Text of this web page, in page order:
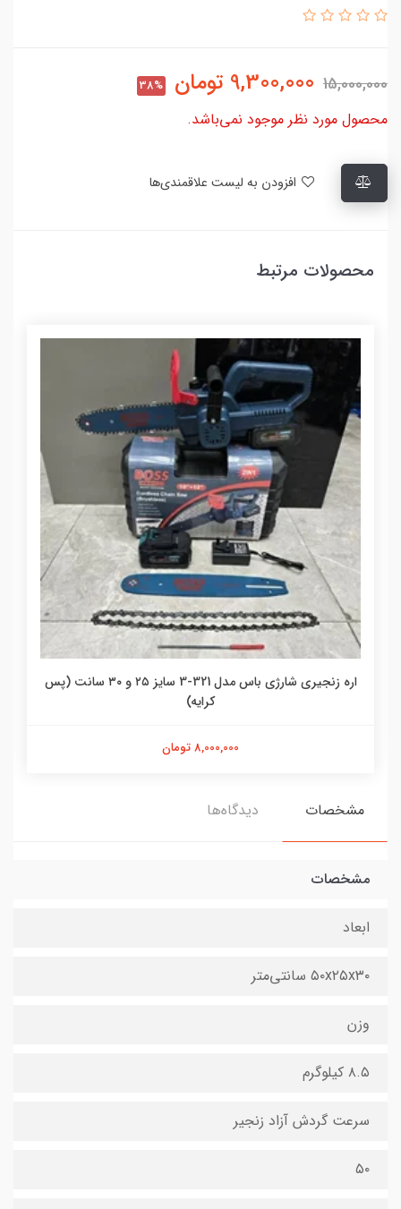
15,000,000
9,300,000 تومان 38%
محصول مورد نظر موجود نمی‌باشد.
محصولات مرتبط
اره زنجیری شارژی باس مدل 321-3 سایز ۲۵ و ۳۰ سانت (پس
کرایه)
8,000,000 تومان
مشخصات دیدگاه‌ها
مشخصات
ابعاد
۵۰x۲۵x۳۰ سانتی‌متر
وزن
۸.۵ کیلوگرم
سرعت گردش آزاد زنجیر
۵۰